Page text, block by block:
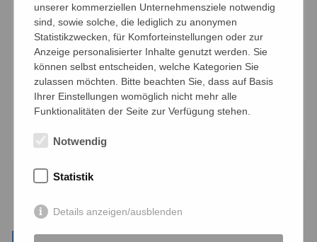
Termin: jeden Mittwoch von 09:00 Uhr –
10:00 Uhr Einstieg jederzeit möglich
TEILNAHMEBEITRAG: 10er Block: € 90,--/
für Mitglieder bzw. €100,--/ für Gäste
Leitung: Hannelore Blutaumüller
unserer kommerziellen Unternehmensziele notwendig
sind, sowie solche, die lediglich zu anonymen
Statistikzwecken, für Komforteinstellungen oder zur
Anzeige personalisierter Inhalte genutzt werden. Sie
können selbst entscheiden, welche Kategorien Sie
zulassen möchten. Bitte beachten Sie, dass auf Basis
Ihrer Einstellungen womöglich nicht mehr alle
Funktionalitäten der Seite zur Verfügung stehen.
Notwendig
Statistik
Details anzeigen/ausblenden